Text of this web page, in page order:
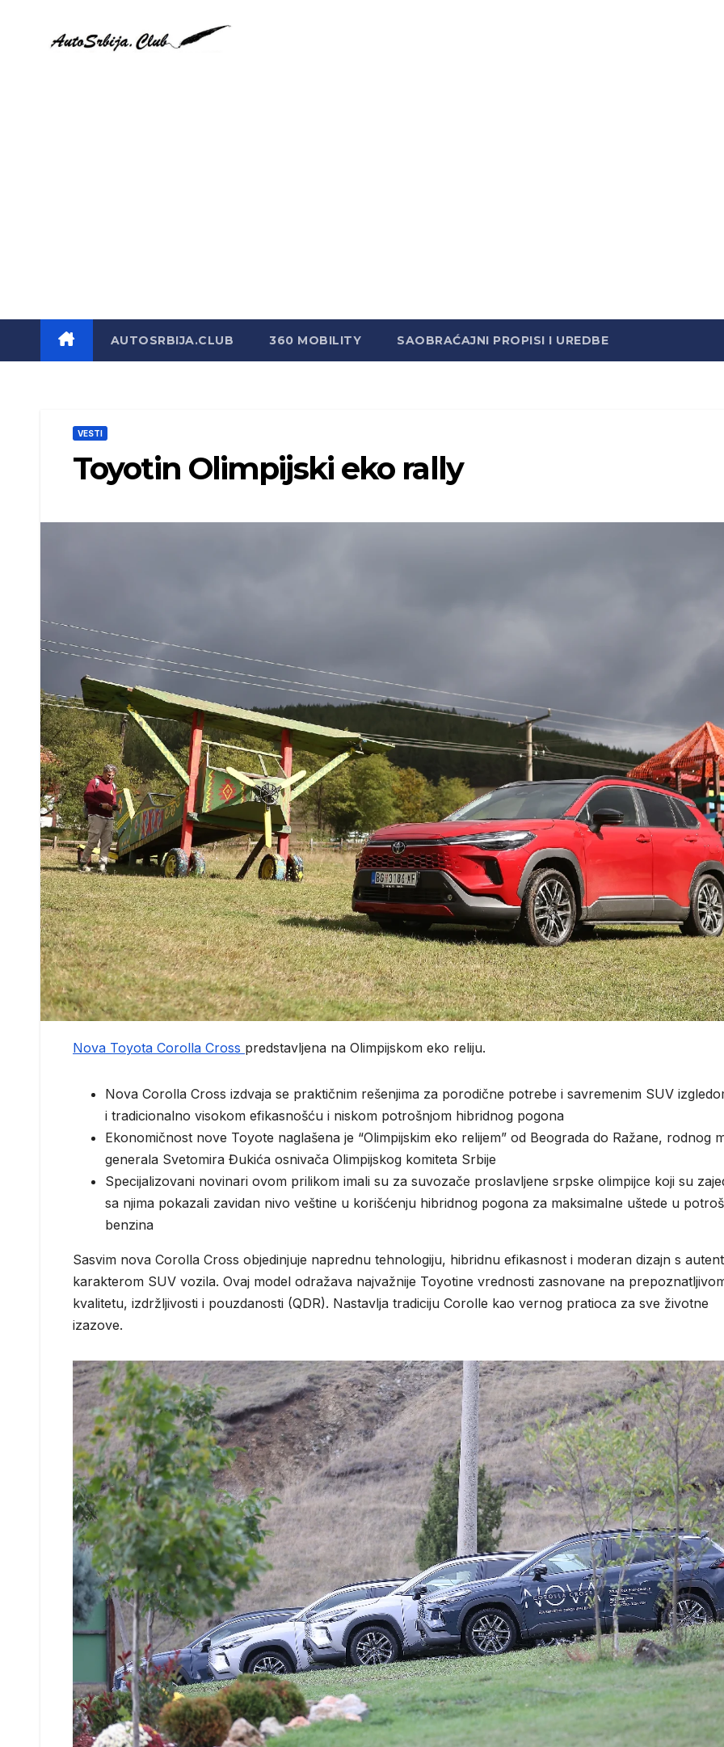
AUTOSRBIJA.CLUB 360 MOBILITY SAOBRAĆAJNI PROPISI I UREDBE
VESTI
Toyotin Olimpijski eko rally
Nova Toyota Corolla Cross predstavljena na Olimpijskom eko reliju.
Nova Corolla Cross izdvaja se praktičnim rešenjima za porodične potrebe i savremenim SUV
i tradicionalno visokom efikasnošću i niskom potrošnjom hibridnog pogona
Ekonomičnost nove Toyote naglašena je “Olimpijskim eko relijem” od Beograda do Ražane, rodnog
generala Svetomira Đukića osnivača Olimpijskog komiteta Srbije
Specijalizovani novinari ovom prilikom imali su za suvozače proslavljene srpske olimpijce koji su
sa njima pokazali zavidan nivo veštine u korišćenju hibridnog pogona za maksimalne uštede u
benzina
Sasvim nova Corolla Cross objedinjuje naprednu tehnologiju, hibridnu efikasnost i moderan dizajn s
karakterom SUV vozila. Ovaj model odražava najvažnije Toyotine vrednosti zasnovane na
kvalitetu, izdržljivosti i pouzdanosti (QDR). Nastavlja tradiciju Corolle kao vernog pratioca za sve životne
izazove.